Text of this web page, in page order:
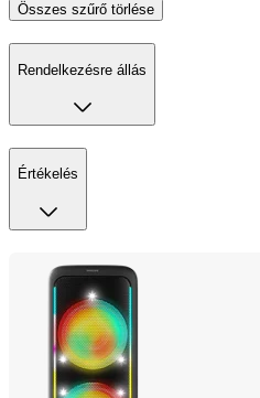
Összes szűrő törlése
Rendelkezésre állás
Értékelés